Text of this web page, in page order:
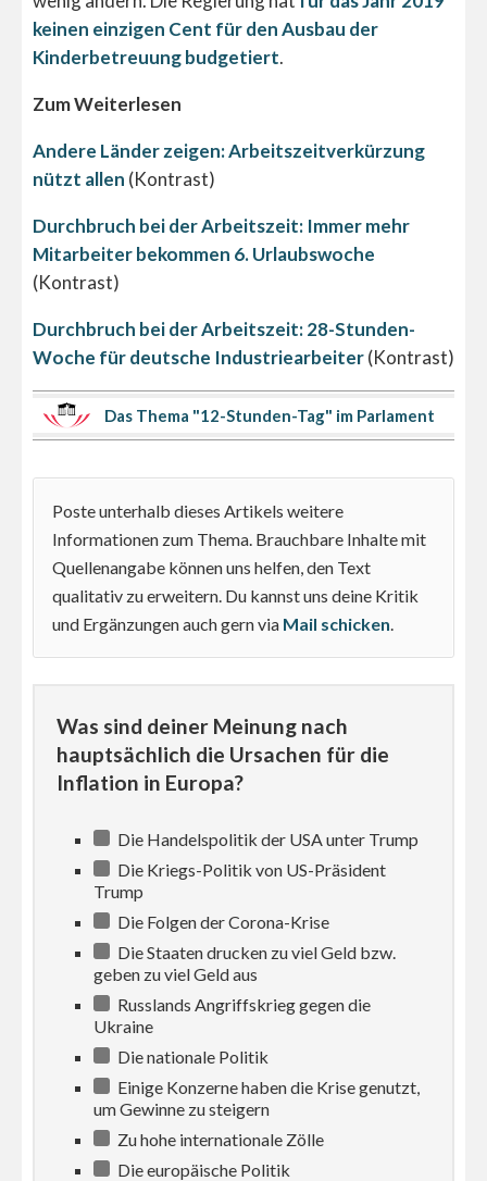
keinen einzigen Cent für den Ausbau der
Kinderbetreuung budgetiert.
Zum Weiterlesen
Andere Länder zeigen: Arbeitszeitverkürzung
nützt allen (Kontrast)
Durchbruch bei der Arbeitszeit: Immer mehr
Mitarbeiter bekommen 6. Urlaubswoche
(Kontrast)
Durchbruch bei der Arbeitszeit: 28-Stunden-
Woche für deutsche Industriearbeiter(Kontrast)
Das Thema "12-Stunden-Tag" im Parlament
Poste unterhalb dieses Artikels weitere
Informationen zum Thema. Brauchbare Inhalte mit
Quellenangabe können uns helfen, den Text
qualitativ zu erweitern. Du kannst uns deine Kritik
und Ergänzungen auch gern via Mail schicken.
Was sind deiner Meinung nach
hauptsächlich die Ursachen für die
Inflation in Europa?
Die Handelspolitik der USA unter Trump
Die Kriegs-Politik von US-Präsident
Trump
Die Folgen der Corona-Krise
Die Staaten drucken zu viel Geld bzw.
geben zu viel Geld aus
Russlands Angriffskrieg gegen die
Ukraine
Die nationale Politik
Einige Konzerne haben die Krise genutzt,
um Gewinne zu steigern
Zu hohe internationale Zölle
Die europäische Politik